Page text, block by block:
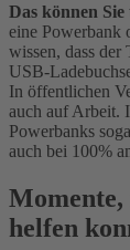
Das können Sie
eine Powerbank
wissen, dass der
USB-
In öffentlichen
auch auf Arbeit.
Powerbanks
auch bei 100%
Momente,
helfen